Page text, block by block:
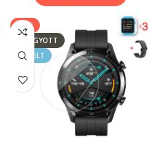
SALE
ELFOGYOTT
KIEMELT